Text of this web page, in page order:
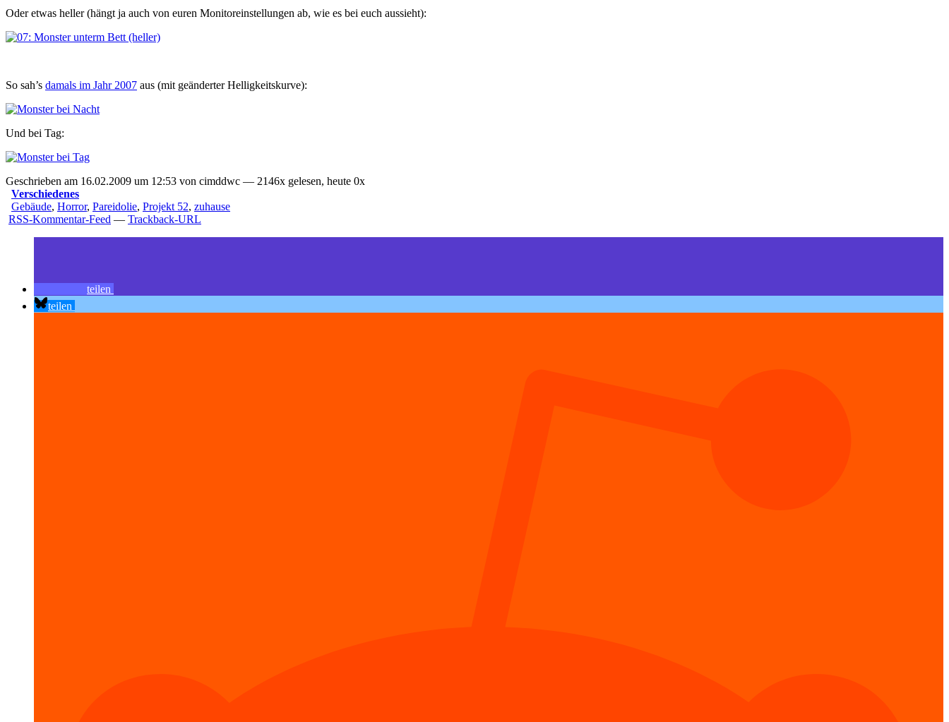
Oder etwas heller (hängt ja auch von euren Monitoreinstellungen ab, wie es bei euch aussieht):
So sah’s damals im Jahr 2007 aus (mit geänderter Helligkeitskurve):
Und bei Tag:
Geschrieben am 16.02.2009 um 12:53 von cimddwc — 2146x gelesen, heute 0x
Verschiedenes
Gebäude, Horror, Pareidolie, Projekt 52, zuhause
RSS-Kommentar-Feed — Trackback-URL
teilen
teilen